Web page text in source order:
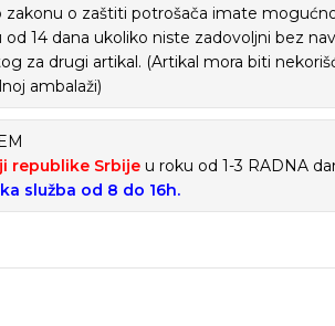
zakonu o zaštiti potrošača imate
od 14 dana ukoliko niste zadovoljni bez
za drugi artikal. (Artikal mora biti
ambalaži)
republike Srbije u roku od 1-3 RADNA
služba od 8 do 16h.